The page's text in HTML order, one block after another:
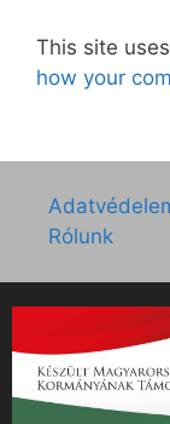
This site
how your
Rólunk